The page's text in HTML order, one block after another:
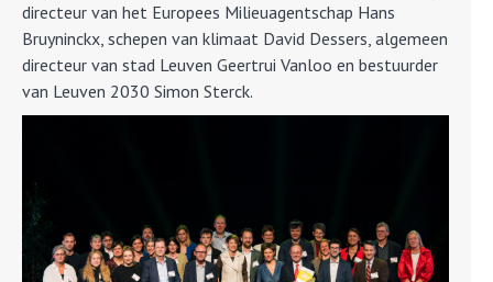
directeur van het Europees Milieuagentschap Hans
Bruyninckx, schepen van klimaat David Dessers, algemeen
directeur van stad Leuven Geertrui Vanloo en bestuurder
van Leuven 2030 Simon Sterck.